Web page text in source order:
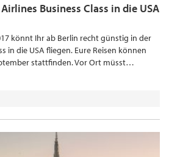
Business Class in die USA
könnt Ihr ab Berlin recht günstig in der
in die USA fliegen. Eure Reisen können
stattfinden. Vor Ort müsst…